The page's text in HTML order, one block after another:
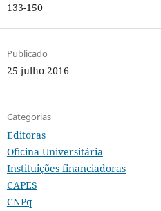
133-150
Publicado
25 julho 2016
Categorias
Editoras
Oficina Universitária
Instituições financiadoras
CAPES
CNPq